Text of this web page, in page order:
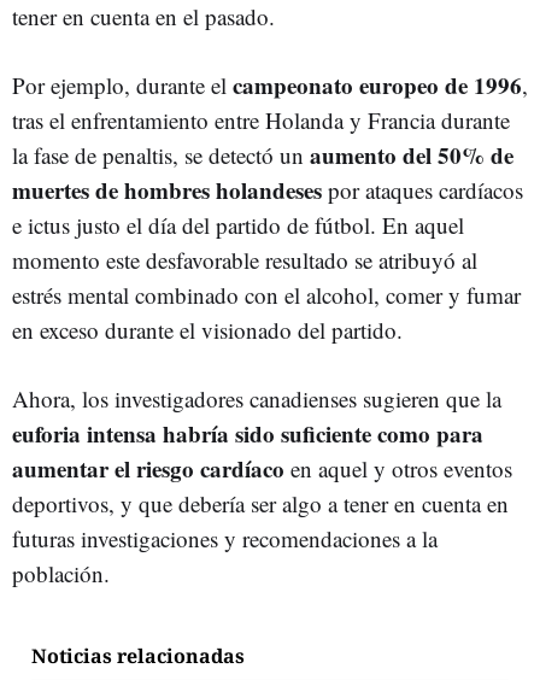
tener en cuenta en el pasado.
Por ejemplo, durante el campeonato europeo de 1996,
tras el enfrentamiento entre Holanda y Francia durante
la fase de penaltis, se detectó un aumento del 50% de
muertes de hombres holandeses por ataques cardíacos
e ictus justo el día del partido de fútbol. En aquel
momento este desfavorable resultado se atribuyó al
estrés mental combinado con el alcohol, comer y fumar
en exceso durante el visionado del partido.
Ahora, los investigadores canadienses sugieren que la
euforia intensa habría sido suficiente como para
aumentar el riesgo cardíaco en aquel y otros eventos
deportivos, y que debería ser algo a tener en cuenta en
futuras investigaciones y recomendaciones a la
población.
Noticias relacionadas